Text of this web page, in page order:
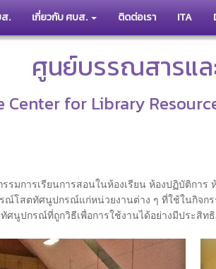
. เกี่ยวกับ ศบส. ติดต่อเรา ITA
ศูนย์บรรณสารแ
Center for Library
ารเรียนการสอนในห้องเรียน ห้องปฏิบัติการ
ณ์โสตทัศนูปกรณ์แก่หน่วยงานต่าง ๆ ที่ใช้ในกิ
นูปกรณ์ที่ถูกวิธีเพื่อการใช้งานได้อย่างมีประสิท